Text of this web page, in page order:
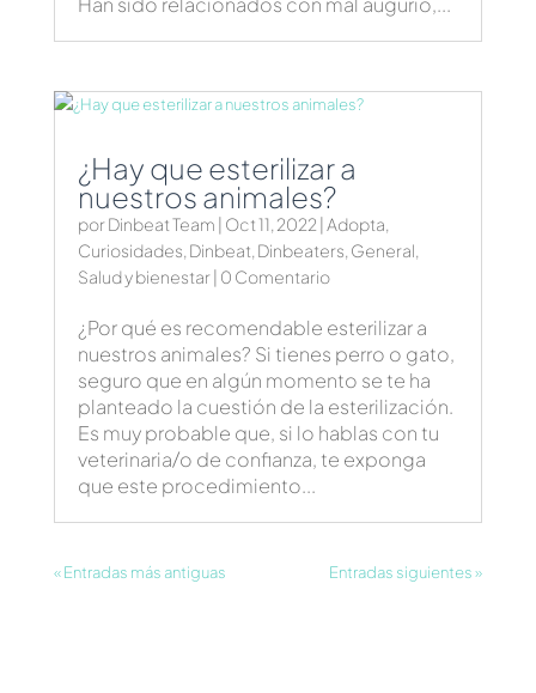
¿Hay que esterilizar a
nuestros animales?
porDinbeat Team | Oct 11, 2022 | Adopta,
Curiosidades, Dinbeat, Dinbeaters, General,
Salud y bienestar| 0 Comentario
¿Por qué es recomendable esterilizar a
nuestros animales? Si tienes perro o gato,
seguro que en algún momento se te ha
planteado la cuestión de la esterilización.
Es muy probable que, si lo hablas con tu
veterinaria/o de confianza, te exponga
que este procedimiento...
« Entradas más antiguas Entradas siguientes »